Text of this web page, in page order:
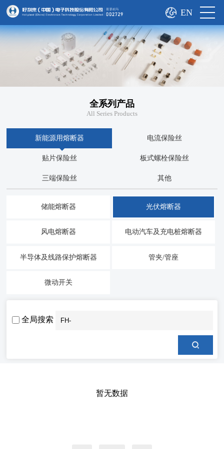
EN
全系列产品
All Series Products
新能源用熔断器 电流保险丝
贴片保险丝 板式螺栓保险丝
三端保险丝 其他
储能熔断器 光伏熔断器
风电熔断器 电动汽车及充电桩熔断器
半导体及线路保护熔断器 管夹/管座
微动开关
全局搜索
暂无数据